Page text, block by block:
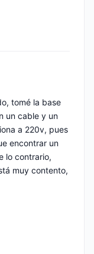
tomé la base
un cable y un
a 220v, pues
encontrar un
lo contrario,
muy contento,